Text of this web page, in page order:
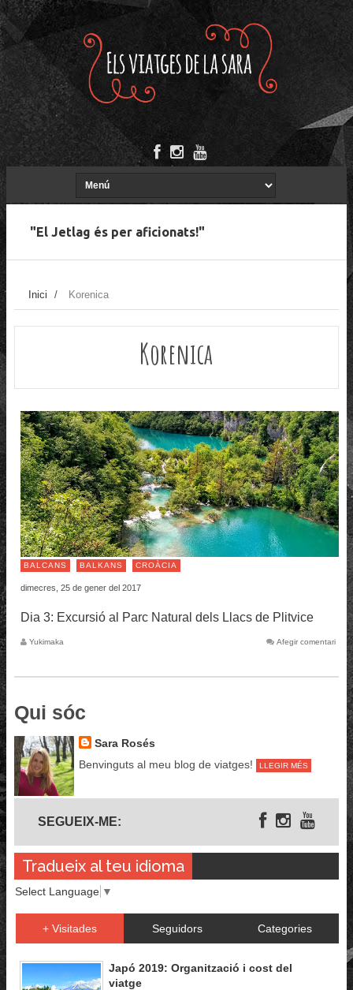
"El Jetlag és per aficionats!"
Inici / Korenica
Korenica
BALCANS BALKANS CROÀCIA
dimecres, 25 de gener del 2017
Dia 3: Excursió al Parc Natural dels Llacs de Plitvice
Yukimaka Afegir comentari
Qui sóc
Sara Rosés
Benvinguts al meu blog de viatges!
LLEGIR MÉS
SEGUEIX-ME:
Tradueix al teu idioma
Select Language ▼
+ Visitades Seguidors Categories
Japó 2019: Organització i cost del
viatge